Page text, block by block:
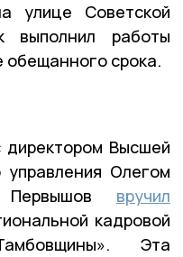
улице Советской
выполнил работы
обещанного срока.
Высшей
управления Олегом
Первышов вручил
кадровой
Эта